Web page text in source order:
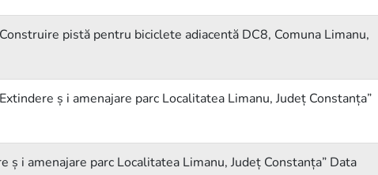
pistă pentru biciclete adiacentă DC8, Comuna Limanu,
ș i amenajare parc Localitatea Limanu, Județ Constanța”
i amenajare parc Localitatea Limanu, Județ Constanța” Data